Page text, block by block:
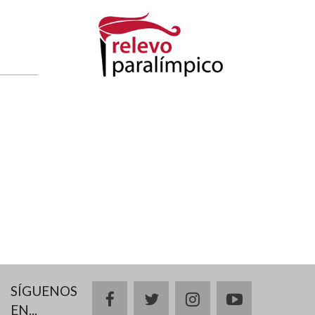
SÍGUENOS
EN...
facebooktwitterinstagramyoutube